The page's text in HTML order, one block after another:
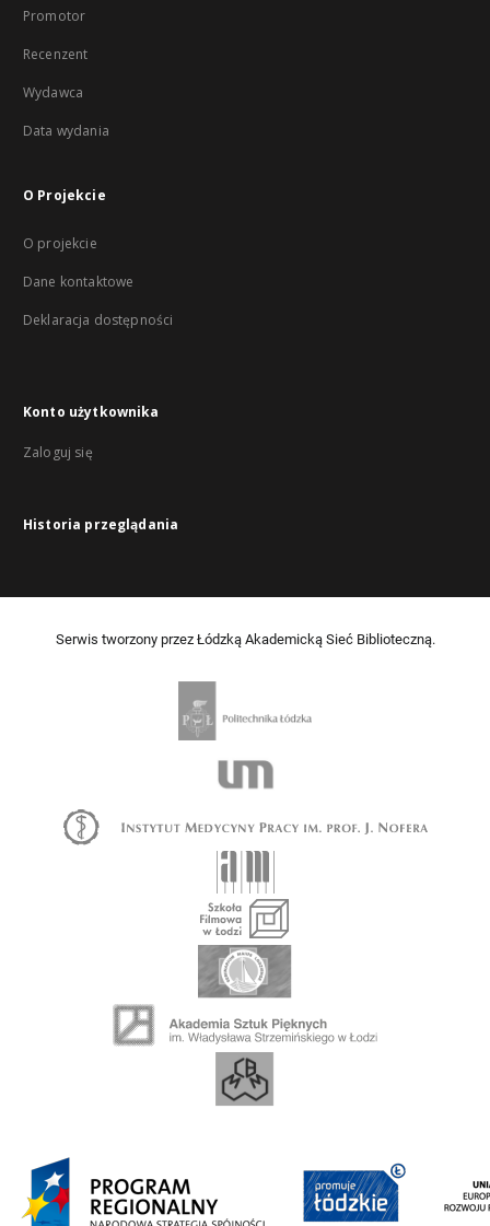
Promotor
Recenzent
Wydawca
Data wydania
O Projekcie
O projekcie
Dane kontaktowe
Deklaracja dostępności
Konto użytkownika
Zaloguj się
Historia przeglądania
Serwis tworzony przez Łódzką Akademicką Sieć Biblioteczną.